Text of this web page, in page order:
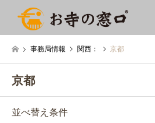
事務局情報 関西： 京都
京都
並べ替え条件